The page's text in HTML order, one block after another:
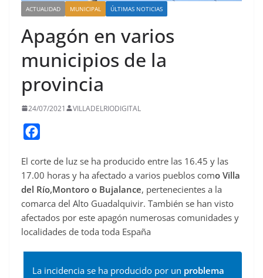
ACTUALIDAD MUNICIPAL ÚLTIMAS NOTICIAS
Apagón en varios
municipios de la
provincia
24/07/2021 VILLADELRIODIGITAL
c
e
o
o
El corte de luz se ha producido entre las 16.45 y las
17.00 horas y ha afectado a varios pueblos como Villa
del Río,Montoro o Bujalance, pertenecientes a la
comarca del Alto Guadalquivir. También se han visto
afectados por este apagón numerosas comunidades y
localidades de toda toda España
La incidencia se ha producido por un problema